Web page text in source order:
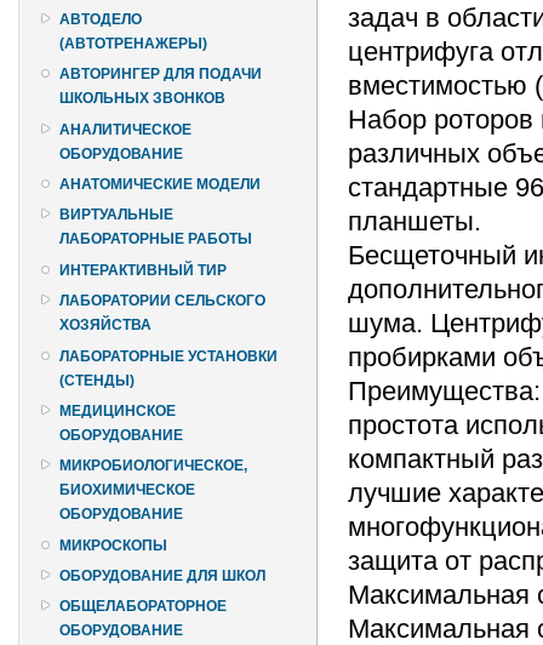
АВТОДЕЛО
(АВТОТРЕНАЖЕРЫ)
АВТОРИНГЕР ДЛЯ ПОДАЧИ
ШКОЛЬНЫХ ЗВОНКОВ
АНАЛИТИЧЕСКОЕ
ОБОРУДОВАНИЕ
АНАТОМИЧЕСКИЕ МОДЕЛИ
ВИРТУАЛЬНЫЕ
ЛАБОРАТОРНЫЕ РАБОТЫ
ИНТЕРАКТИВНЫЙ ТИР
ЛАБОРАТОРИИ СЕЛЬСКОГО
ХОЗЯЙСТВА
ЛАБОРАТОРНЫЕ УСТАНОВКИ
(СТЕНДЫ)
МЕДИЦИНСКОЕ
ОБОРУДОВАНИЕ
МИКРОБИОЛОГИЧЕСКОЕ,
БИОХИМИЧЕСКОЕ
ОБОРУДОВАНИЕ
МИКРОСКОПЫ
ОБОРУДОВАНИЕ ДЛЯ ШКОЛ
ОБЩЕЛАБОРАТОРНОЕ
ОБОРУДОВАНИЕ
задач в
центрифуга
вместимостью
Набор роторов
различных
стандартные
планшеты.
Бесщеточный
шума.
пробирками
Преимущества:
простота
компактный
лучшие
защита от
Максимальная
Максимальная